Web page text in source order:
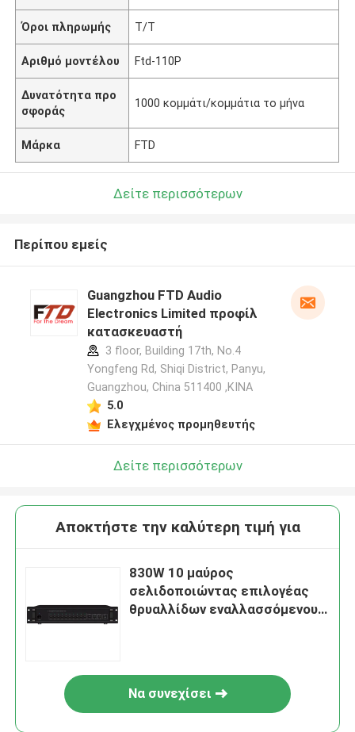
Όροι πληρωμής T/T
Αριθμό μοντέλου Ftd-110P
Δυνατότητα προ
σφοράς
1000 κομμάτι/κομμάτια το μήνα
Μάρκα FTD
Δείτε περισσότερων
Περίπου εμείς
Guangzhou FTD Audio
Electronics Limited προφίλ
κατασκευαστή
3 floor, Building 17th, No.4
Yongfeng Rd, Shiqi District, Panyu,
Guangzhou, China 511400 ,ΚΙΝΑ
5.0
Ελεγχμένος προμηθευτής
Δείτε περισσότερων
Αποκτήστε την καλύτερη τιμή για
830W 10 μαύρος
σελιδοποιώντας επιλογέας
θρυαλλίδων εναλλασσόμενου
Να συνεχίσει